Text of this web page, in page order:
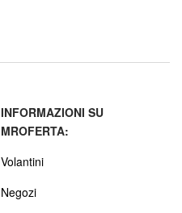
INFORMAZIONI SU
MROFERTA:
Volantini
Negozi